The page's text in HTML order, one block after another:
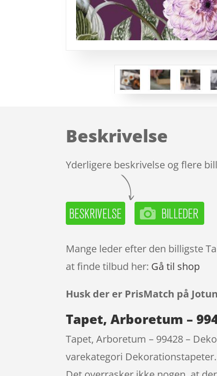
Beskrivelse
Yderligere beskrivelse og flere
Mange leder efter den billigste
at finde tilbud her: Gå til shop
Husk der er PrisMatch på
Tapet, Arboretum –
Tapet, Arboretum – 99428 –
varekategori